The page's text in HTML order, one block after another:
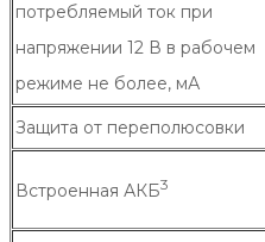
потребляемый ток при
напряжении 12 В в рабочем
режиме не более, мА
Защита от переполюсовки
Встроенная АКБ3